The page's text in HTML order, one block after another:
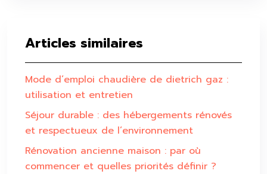
Articles similaires
Mode d’emploi chaudière de dietrich gaz :
utilisation et entretien
Séjour durable : des hébergements rénovés
et respectueux de l’environnement
Rénovation ancienne maison : par où
commencer et quelles priorités définir ?